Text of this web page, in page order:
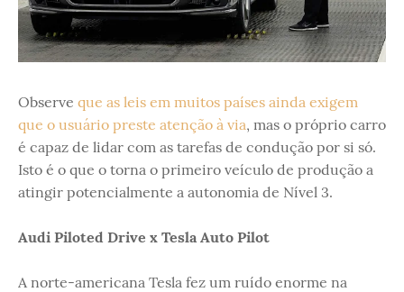
Observe que as leis em muitos países ainda exigem
que o usuário preste atenção à via, mas o próprio carro
é capaz de lidar com as tarefas de condução por si só.
Isto é o que o torna o primeiro veículo de produção a
atingir potencialmente a autonomia de Nível 3.
Audi Piloted Drive x Tesla Auto Pilot
A norte-americana Tesla fez um ruído enorme na